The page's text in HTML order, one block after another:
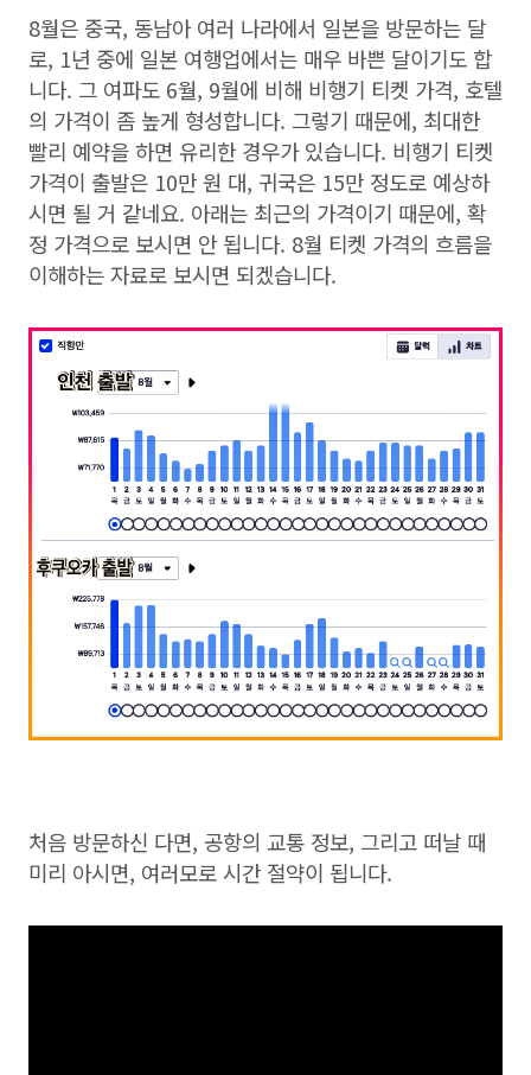
8월은 중국, 동남아 여러 나라에서 일본을 방문하는 달
로, 1년 중에 일본 여행업에서는 매우 바쁜 달이기도 합
니다. 그 여파도 6월, 9월에 비해 비행기 티켓 가격, 호텔
의 가격이 좀 높게 형성합니다. 그렇기 때문에, 최대한
빨리 예약을 하면 유리한 경우가 있습니다. 비행기 티켓
가격이 출발은 10만 원 대, 귀국은 15만 정도로 예상하
시면 될 거 같네요. 아래는 최근의 가격이기 때문에, 확
정 가격으로 보시면 안 됩니다. 8월 티켓 가격의 흐름을
이해하는 자료로 보시면 되겠습니다.
처음 방문하신 다면, 공항의 교통 정보, 그리고 떠날 때
미리 아시면, 여러모로 시간 절약이 됩니다.